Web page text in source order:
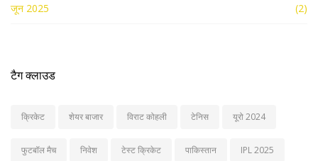
जून 2025 (2)
टैग क्लाउड
क्रिकेट शेयर बाजार विराट कोहली टेनिस यूरो 2024
फुटबॉल मैच निवेश टेस्ट क्रिकेट पाकिस्तान IPL 2025